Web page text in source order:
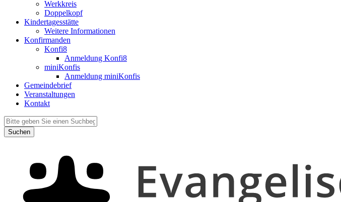
Werkkreis
Doppelkopf
Kindertagesstätte
Weitere Informationen
Konfirmanden
Konfi8
Anmeldung Konfi8
miniKonfis
Anmeldung miniKonfis
Gemeindebrief
Veranstaltungen
Kontakt
Suchen